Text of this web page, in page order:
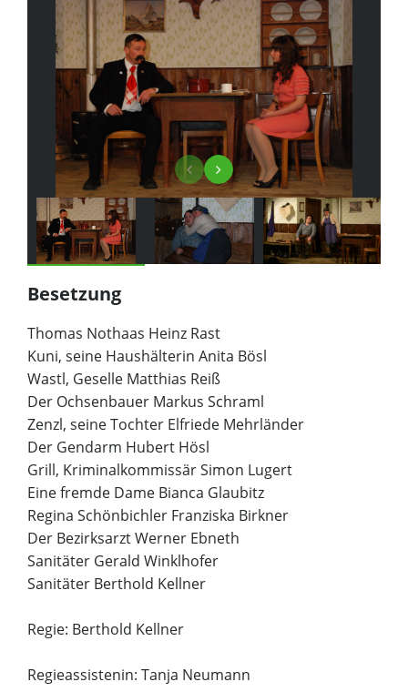
Besetzung
Thomas Nothaas Heinz Rast
Kuni, seine Haushälterin Anita Bösl
Wastl, Geselle Matthias Reiß
Der Ochsenbauer Markus Schraml
Zenzl, seine Tochter Elfriede Mehrländer
Der Gendarm Hubert Hösl
Grill, Kriminalkommissär Simon Lugert
Eine fremde Dame Bianca Glaubitz
Regina Schönbichler Franziska Birkner
Der Bezirksarzt Werner Ebneth
Sanitäter Gerald Winklhofer
Sanitäter Berthold Kellner
Regie: Berthold Kellner
Regieassistenin: Tanja Neumann